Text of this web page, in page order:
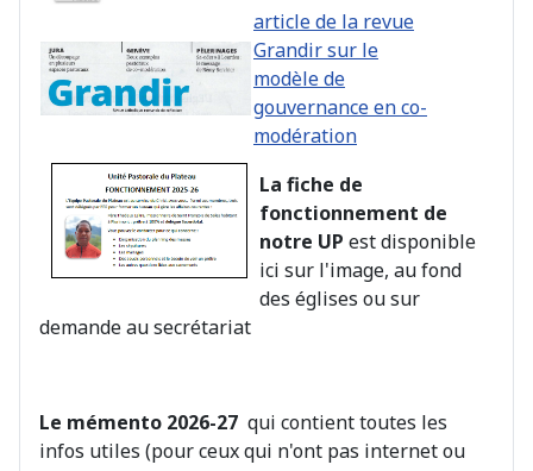
article de la revue
Grandir sur le
modèle de
gouvernance en co-
modération
La fiche de
fonctionnement de
notre UP est disponible
ici sur l'image, au fond
des églises ou sur
demande au secrétariat
Le mémento 2026-27 qui contient toutes les
infos utiles (pour ceux qui n'ont pas internet ou